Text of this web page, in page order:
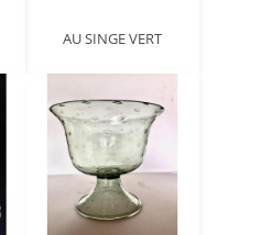
AU SINGE VERT